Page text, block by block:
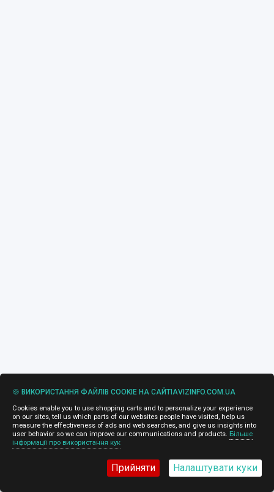
🍪 ВИКОРИСТАННЯ ФАЙЛІВ COOKIE НА САЙТІAVIZINFO.COM.UA
Cookies enable you to use shopping carts and to personalize your experience
on our sites, tell us which parts of our websites people have visited, help us
measure the effectiveness of ads and web searches, and give us insights into
user behavior so we can improve our communications and products. Більше
інформації про використання кук
Прийняти Налаштувати куки